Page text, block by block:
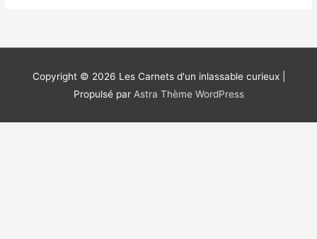
Copyright © 2026 Les Carnets d'un inlassable curieux|
Propulsé par Astra Thème WordPress